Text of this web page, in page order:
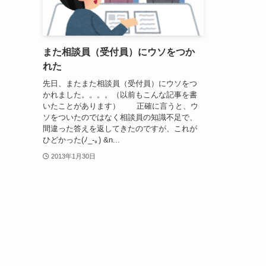
また相談員（受付員）にウソをつか
れた
先日、またまた相談員（受付員）にウソをつ
かれました。。。。（以前もこんな記事を書
いたことがあります） 正確に言うと、ウ
ソをついたのではなく相談員の知識不足で、
間違った答えを返してきたのですが、これが
ひどかった(ﾉ_-｡) &n...
2013年1月30日